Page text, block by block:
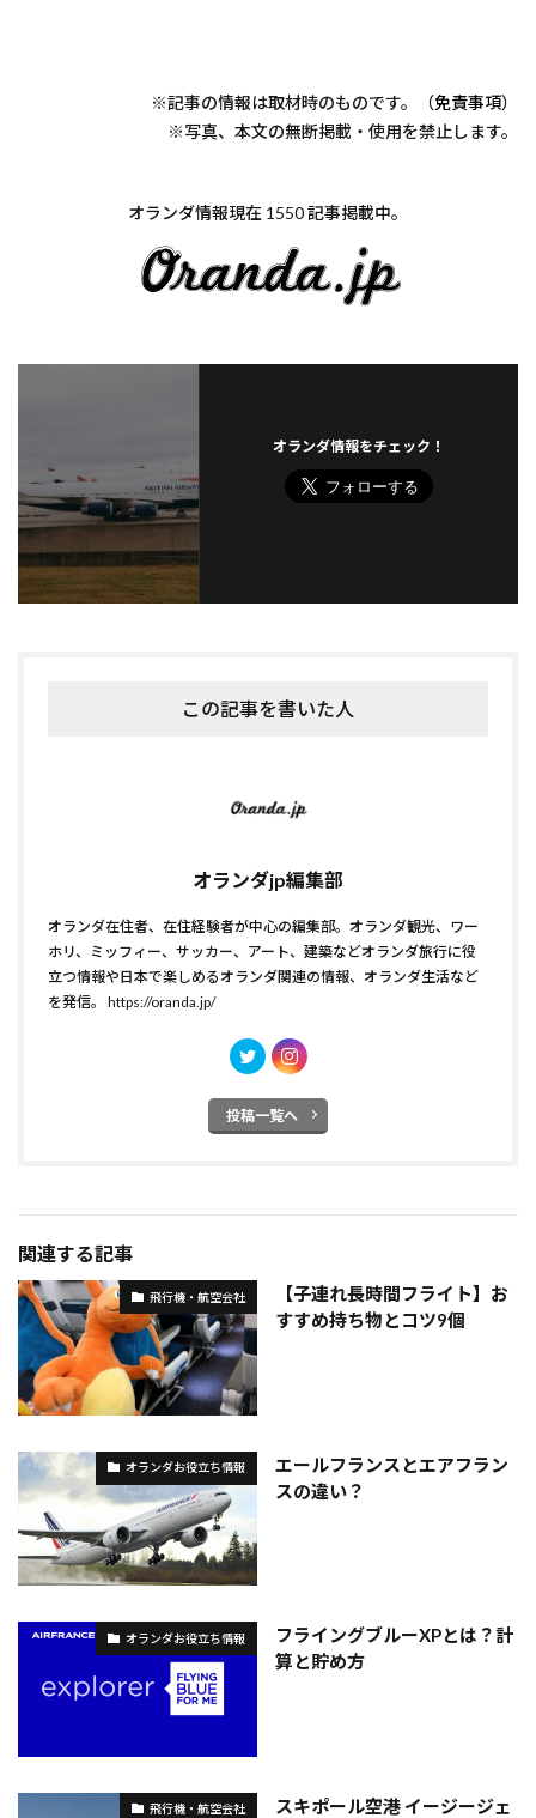
※記事の情報は取材時のものです。（免責事項）
※写真、本文の無断掲載・使用を禁止します。
オランダ情報現在 1550 記事掲載中。
オランダ情報をチェック！
この記事を書いた人
オランダjp編集部
オランダ在住者、在住経験者が中心の編集部。オランダ観光、ワー
ホリ、ミッフィー、サッカー、アート、建築などオランダ旅行に役
立つ情報や日本で楽しめるオランダ関連の情報、オランダ生活など
を発信。 https://oranda.jp/
投稿一覧へ
関連する記事
飛行機・航空会社
【子連れ長時間フライト】お
すすめ持ち物とコツ9個
オランダお役立ち情報
エールフランスとエアフラン
スの違い？
オランダお役立ち情報
フライングブルーXPとは？計
算と貯め方
飛行機・航空会社
スキポール空港 イージージェ